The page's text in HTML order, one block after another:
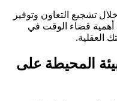
تشجيع التعاون وتوفير
أهمية قضاء الوقت في
العقلية.
المحيطة على